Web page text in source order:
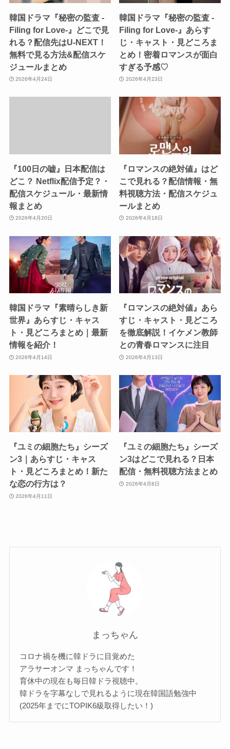
韓国ドラマ『秘密の監査 -
Filing for Love-』どこで見
れる？配信先はU-NEXT！
無料で見る方法&配信スケ
ジュールまとめ
2026年4月24日
韓国ドラマ『秘密の監査 -
Filing for Love-』あらす
じ・キャスト・見どころま
とめ！密着ロマンスが面白
すぎる予感♡
2026年4月23日
『100日の嘘』日本配信は
どこ？ Netflix配信予定？・
配信スケジュール・最新情
報まとめ
2026年4月20日
『ロマンスの絶対値』はど
こで見れる？配信情報・無
料視聴方法・配信スケジュ
ールまとめ
2026年4月18日
韓国ドラマ『素晴らしき新
世界』あらすじ・キャス
ト・見どころまとめ｜最新
情報を紹介！
2026年4月14日
『ロマンスの絶対値』あら
すじ・キャスト・見どころ
を徹底解説！イケメン教師
との青春ロマンスに注目
2026年4月13日
『ユミの細胞たち』シーズ
ン3｜あらすじ・キャス
ト・見どころまとめ！新た
な恋の行方は？
2026年4月11日
『ユミの細胞たち』シーズ
ン3はどこで見れる？日本
配信・無料視聴方法まとめ
2026年4月8日
まっちゃん
コロナ禍を機に韓ドラに目覚めた
アラサーオンマ まっちゃんです！
育休中の現在も毎日韓ドラ視聴中。
韓ドラを字幕なしで見れるように現在韓国語勉強中
(2025年までにTOPIK6級取得したい！)